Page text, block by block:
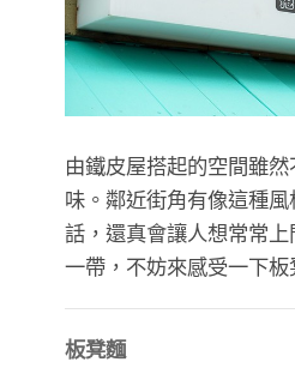
由鐵皮屋搭起的空間雖
味。鄰近街角有像這種
話，還真會讓人想常常
一帶，不妨來感受一下板
板凳麵